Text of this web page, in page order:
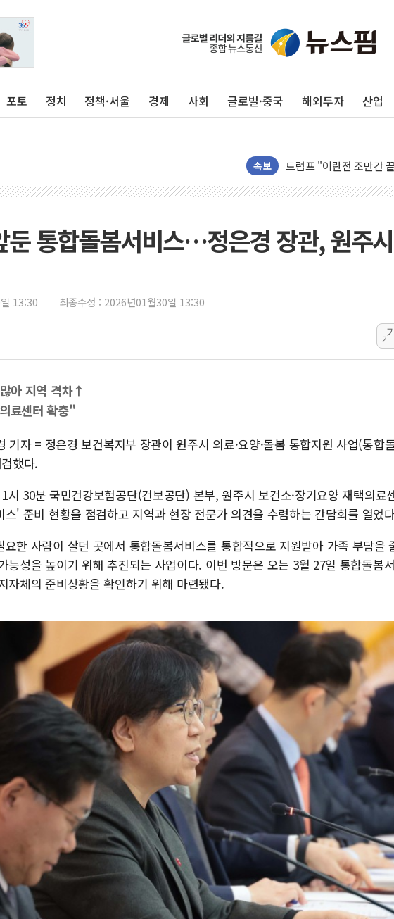
포토 정치 정책·서울 경제 사회 글로벌·중국 해외투자 산업
속보
[채권/외환] 국제유가
현대리바트, 원가 개선
"세금 부담 덜자"…비거
[금/유가] 이란의 호르
뉴욕증시, 유가·금리
이란, 오만과 호르무즈
[민주 당권주자 일정]
李대통령, 오늘 오후 2
[오늘의 정치일정] 8월
[오늘의 국회일정] 상임
이란, 美·이스라엘 선
유럽증시, 견조한 실
구광모, 내주 실리콘밸
뉴욕증시 개장 전 특징
김정관 장관 "영업이익
뉴욕증시 프리뷰, 미 주
둔 통합돌봄서비스…정은경 장관, 원주
13:30 최종수정 : 2026년01월30일 13:30
가
아 지역 격차↑
료센터 확충"
기자 = 정은경 보건복지부 장관이 원주시 의료·요양·돌봄 통합지원 사업(통합
했다.
시 30분 국민건강보험공단(건보공단) 본부, 원주시 보건소·장기요양 재택의료
스' 준비 현황을 점검하고 지역과 현장 전문가 의견을 수렴하는 간담회를 열었
한 사람이 살던 곳에서 통합돌봄서비스를 통합적으로 지원받아 가족 부담을
능성을 높이기 위해 추진되는 사업이다. 이번 방문은 오는 3월 27일 통합돌봄
자체의 준비상황을 확인하기 위해 마련됐다.